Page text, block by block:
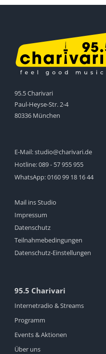
95.5 Charivari
Paul-Heyse-Str. 2-4
80336 München
E-Mail:studio@charivari.de
Hotline:089 - 57 955 955
WhatsApp:0160 99 18 16 44
Mail ins Studio
Impressum
Datenschutz
Teilnahmebedingungen
Datenschutz-Einstellungen
95.5 Charivari
Internetradio & Streams
Programm
Events & Aktionen
Über uns